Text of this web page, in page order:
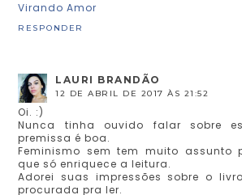
Virando Amor
RESPONDER
LAURI BRANDÃO
12 DE ABRIL DE 2017 ÀS 21:52
Oi. :)
Nunca tinha ouvido falar sobre
premissa é boa.
Feminismo sem tem muito assunto
que só enriquece a leitura.
Adorei suas impressões sobre o
procurada pra ler.